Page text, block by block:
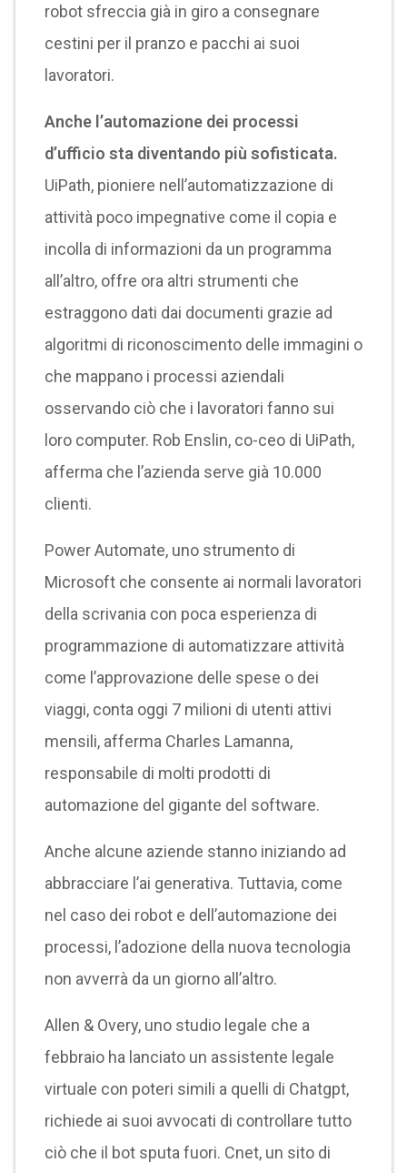
robot sfreccia già in giro a consegnare
cestini per il pranzo e pacchi ai suoi
lavoratori.
Anche l’automazione dei processi
d’ufficio sta diventando più sofisticata.
UiPath, pioniere nell’automatizzazione di
attività poco impegnative come il copia e
incolla di informazioni da un programma
all’altro, offre ora altri strumenti che
estraggono dati dai documenti grazie ad
algoritmi di riconoscimento delle immagini o
che mappano i processi aziendali
osservando ciò che i lavoratori fanno sui
loro computer. Rob Enslin, co-ceo di UiPath,
afferma che l’azienda serve già 10.000
clienti.
Power Automate, uno strumento di
Microsoft che consente ai normali lavoratori
della scrivania con poca esperienza di
programmazione di automatizzare attività
come l’approvazione delle spese o dei
viaggi, conta oggi 7 milioni di utenti attivi
mensili, afferma Charles Lamanna,
responsabile di molti prodotti di
automazione del gigante del software.
Anche alcune aziende stanno iniziando ad
abbracciare l’ai generativa. Tuttavia, come
nel caso dei robot e dell’automazione dei
processi, l’adozione della nuova tecnologia
non avverrà da un giorno all’altro.
Allen & Overy, uno studio legale che a
febbraio ha lanciato un assistente legale
virtuale con poteri simili a quelli di Chatgpt,
richiede ai suoi avvocati di controllare tutto
ciò che il bot sputa fuori. Cnet, un sito di